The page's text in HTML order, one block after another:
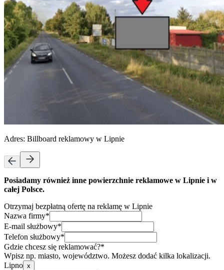
Adres: Billboard reklamowy w Lipnie
Posiadamy również inne powierzchnie reklamowe w Lipnie i w
całej Polsce.
Otrzymaj bezpłatną ofertę na reklamę w Lipnie
Nazwa firmy*
E-mail służbowy*
Telefon służbowy*
Gdzie chcesz się reklamować?*
Wpisz np. miasto, województwo. Możesz dodać kilka lokalizacji.
Lipno x